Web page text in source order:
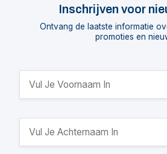
Inschrijven voor
Ontvang de laatste informatie
promoties en